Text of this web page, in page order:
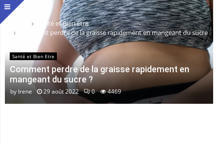
Santé et Bien Etre
Comment perdre de la graisse rapidement en mangeant du sucre
Santé et Bien Etre
Comment perdre de la graisse rapidement en
mangeant du sucre ?
by Irene 29 août 2022 0 4469